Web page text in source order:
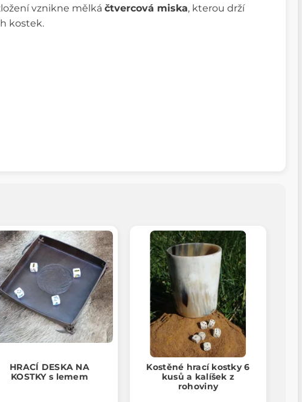
vznikne mělká čtvercová miska, kterou drží
kostek.
HRACÍ DESKA NA
KOSTKY s lemem
Kostěné hrací kostky 6
kusů a kalíšek z
rohoviny